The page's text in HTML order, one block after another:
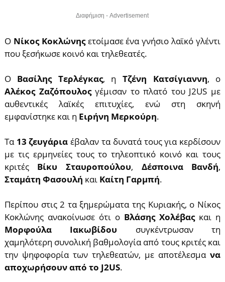
Διαφήμιση - Advertisement
Ο Νίκος Κοκλώνηςετοίμασε ένα γνήσιο λαϊκό γλέντι
που ξεσήκωσε κοινό και τηλεθεατές.
Ο Βασίλης Τερλέγκας, ηΤζένη Κατσίγιαννη, ο
Αλέκος Ζαζόπουλοςγέμισαν το πλατό του J2US με
αυθεντικές λαϊκές επιτυχίες, ενώ στη σκηνή
εμφανίστηκε και η Ειρήνη Μερκούρη.
Τα 13 ζευγάρια έβαλαν τα δυνατά τους για κερδίσουν
με τις ερμηνείες τους το τηλεοπτικό κοινό και τους
κριτές Βίκυ Σταυροπούλου, Δέσποινα Βανδή,
Σταμάτη Φασουλή και Καίτη Γαρμπή.
Περίπου στις 2 τα ξημερώματα της Κυριακής, ο Νίκος
Κοκλώνης ανακοίνωσε ότι ο Βλάσης Χολέβαςκαι η
Μορφούλα Ιακωβίδου συγκέντρωσαν τη
χαμηλότερη συνολική βαθμολογία από τους κριτές και
την ψηφοφορία των τηλεθεατών, με αποτέλεσμανα
αποχωρήσουν από το J2US.